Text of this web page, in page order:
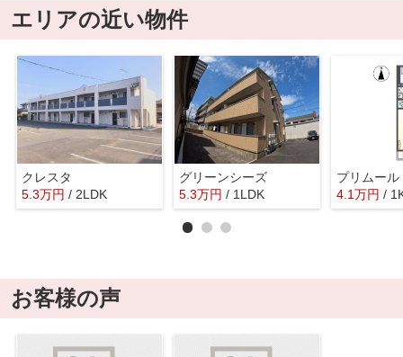
エリアの近い物件
クレスタ
5.3万円 / 2LDK
グリーンシーズ
5.3万円 / 1LDK
プリムール
4.1万円 /
お客様の声